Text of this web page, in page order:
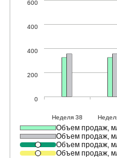
Объем продаж,
Объем продаж,
Объем продаж,
Объем продаж,